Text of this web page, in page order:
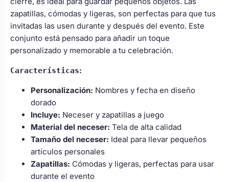
zapatillas, cómodas y ligeras, son perfectas para que tus
invitadas las usen durante y después del evento. Este
conjunto está pensado para añadir un toque
personalizado y memorable a tu celebración.
Características:
Personalización: Nombres y fecha en diseño
dorado
Incluye: Neceser y zapatillas a juego
Material del neceser: Tela de alta calidad
Tamaño del neceser: Ideal para llevar pequeños
artículos personales
Zapatillas: Cómodas y ligeras, perfectas para usar
durante el evento